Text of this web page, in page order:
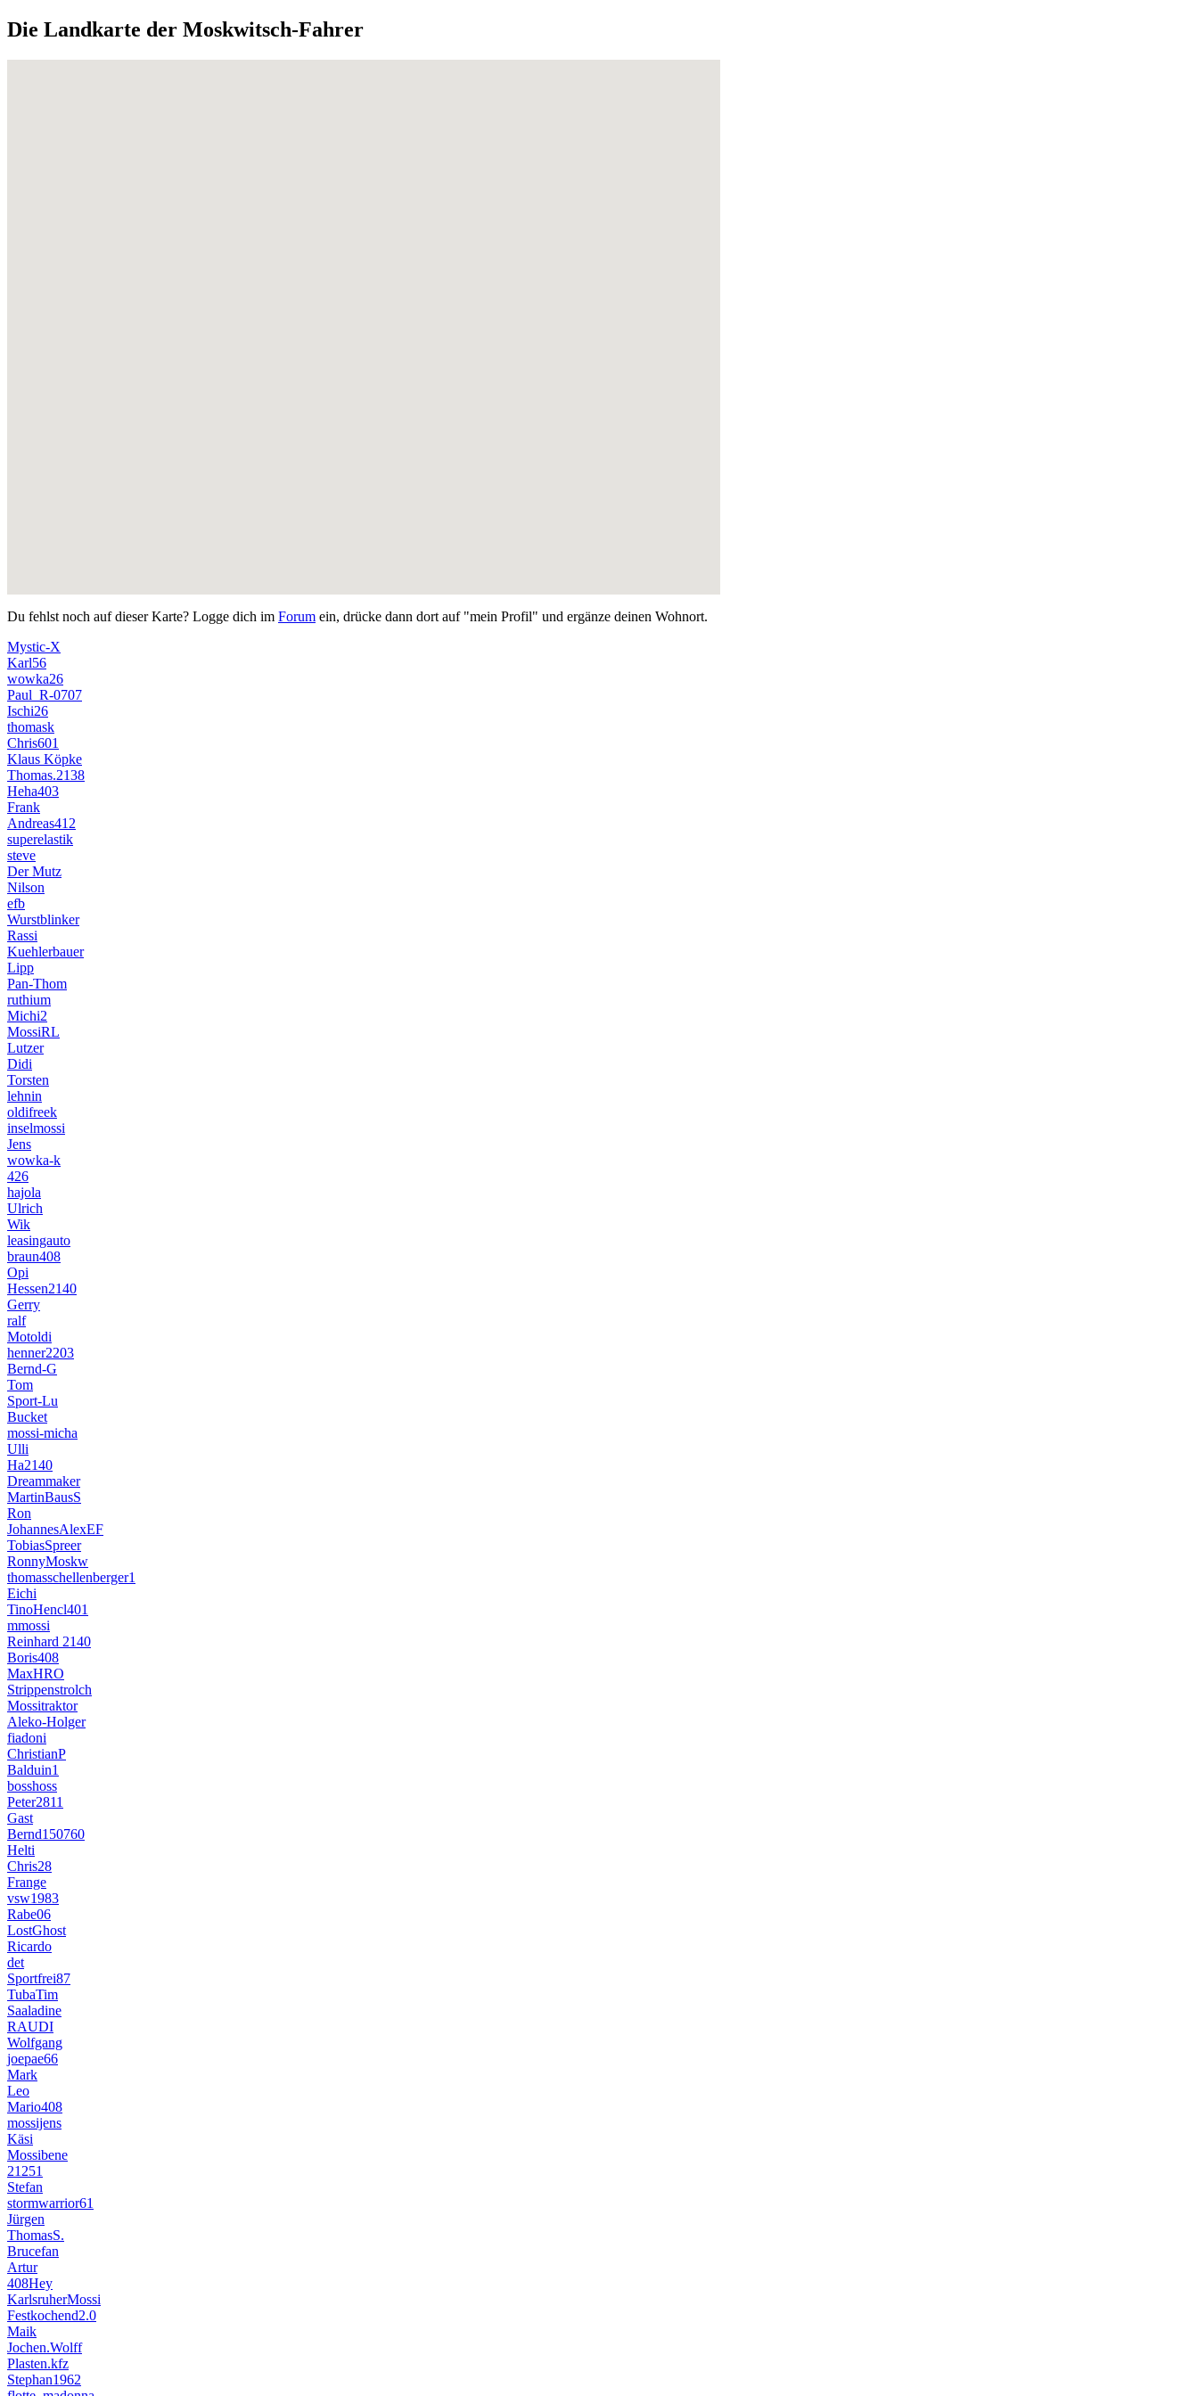
Die Landkarte der Moskwitsch-Fahrer
Du fehlst noch auf dieser Karte? Logge dich im Forum ein, drücke dann dort auf "mein Profil" und ergänze deinen Wohnort.
Mystic-X
Karl56
wowka26
Paul_R-0707
Ischi26
thomask
Chris601
Klaus Köpke
Thomas.2138
Heha403
Frank
Andreas412
superelastik
steve
Der Mutz
Nilson
efb
Wurstblinker
Rassi
Kuehlerbauer
Lipp
Pan-Thom
ruthium
Michi2
MossiRL
Lutzer
Didi
Torsten
lehnin
oldifreek
inselmossi
Jens
wowka-k
426
hajola
Ulrich
Wik
leasingauto
braun408
Opi
Hessen2140
Gerry
ralf
Motoldi
henner2203
Bernd-G
Tom
Sport-Lu
Bucket
mossi-micha
Ulli
Ha2140
Dreammaker
MartinBausS
Ron
JohannesAlexEF
TobiasSpreer
RonnyMoskw
thomasschellenberger1
Eichi
TinoHencl401
mmossi
Reinhard 2140
Boris408
MaxHRO
Strippenstrolch
Mossitraktor
Aleko-Holger
fiadoni
ChristianP
Balduin1
bosshoss
Peter2811
Gast
Bernd150760
Helti
Chris28
Frange
vsw1983
Rabe06
LostGhost
Ricardo
det
Sportfrei87
TubaTim
Saaladine
RAUDI
Wolfgang
joepae66
Mark
Leo
Mario408
mossijens
Käsi
Mossibene
21251
Stefan
stormwarrior61
Jürgen
ThomasS.
Brucefan
Artur
408Hey
KarlsruherMossi
Festkochend2.0
Maik
Jochen.Wolff
Plasten.kfz
Stephan1962